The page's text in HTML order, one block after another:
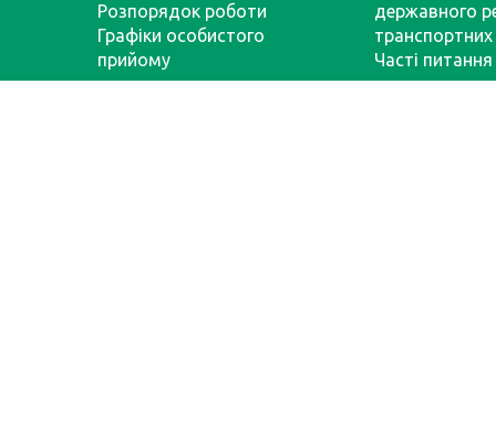
Розпорядок роботи
Графіки особистого
прийому
державного
транспортних
Часті питання